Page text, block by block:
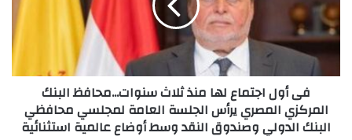
الإطلاق
منذ
ثلاث
سنوات...محافظ
البنك
المركزي
المصري
يرأس
الجلسة
فى أول اجتماع لها منذ ثلاث سنوات...محافظ البنك
المركزي المصري يرأس الجلسة العامة لمجلسي محافظي
البنك الدولي وصندوق النقد وسط أوضاع عالمية استثنائية